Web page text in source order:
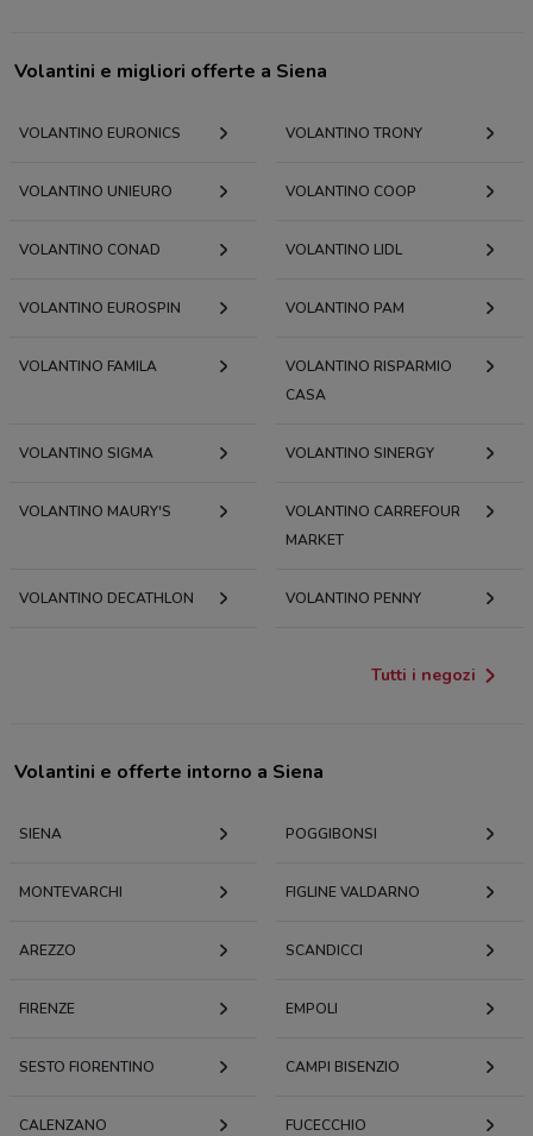
Volantini e migliori offerte a Siena
VOLANTINO EURONICS VOLANTINO TRONY
VOLANTINO UNIEURO VOLANTINO COOP
VOLANTINO CONAD VOLANTINO LIDL
VOLANTINO EUROSPIN VOLANTINO PAM
VOLANTINO FAMILA
VOLANTINO RISPARMIO
CASA
VOLANTINO SIGMA VOLANTINO SINERGY
VOLANTINO MAURY'S
VOLANTINO CARREFOUR
MARKET
VOLANTINO DECATHLON VOLANTINO PENNY
Tutti i negozi
Volantini e offerte intorno a Siena
SIENA POGGIBONSI
MONTEVARCHI FIGLINE VALDARNO
AREZZO SCANDICCI
FIRENZE EMPOLI
SESTO FIORENTINO CAMPI BISENZIO
CALENZANO FUCECCHIO